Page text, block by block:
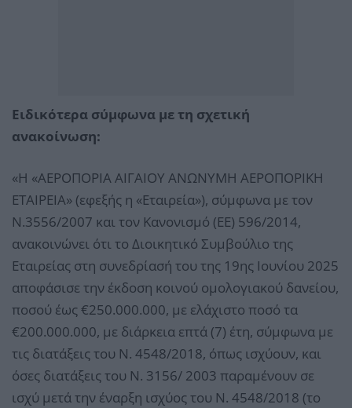
Ειδικότερα σύμφωνα με τη σχετική
ανακοίνωση:
«Η «ΑΕΡΟΠΟΡΙΑ ΑΙΓΑΙΟΥ ΑΝΩΝΥΜΗ ΑΕΡΟΠΟΡΙΚΗ
ΕΤΑΙΡΕΙΑ» (εφεξής η «Εταιρεία»), σύμφωνα με τον
Ν.3556/2007 και τον Κανονισμό (ΕΕ) 596/2014,
ανακοινώνει ότι το Διοικητικό Συμβούλιο της
Εταιρείας στη συνεδρίασή του της 19ης Ιουνίου 2025
αποφάσισε την έκδοση κοινού ομολογιακού δανείου,
ποσού έως €250.000.000, με ελάχιστο ποσό τα
€200.000.000, με διάρκεια επτά (7) έτη, σύμφωνα με
τις διατάξεις του Ν. 4548/2018, όπως ισχύουν, και
όσες διατάξεις του Ν. 3156/ 2003 παραμένουν σε
ισχύ μετά την έναρξη ισχύος του Ν. 4548/2018 (το